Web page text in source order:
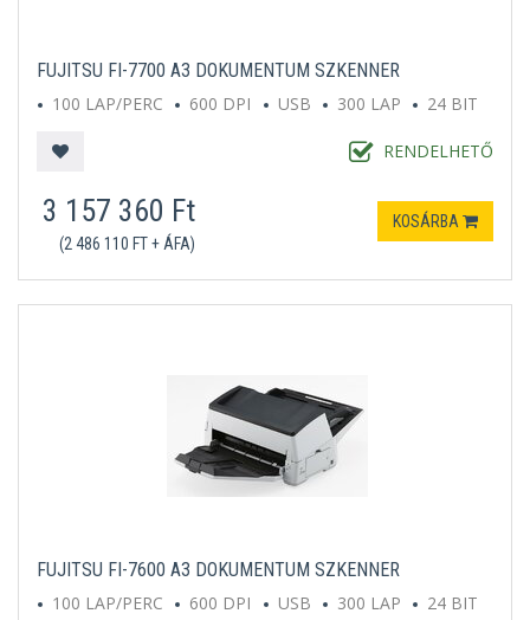
FUJITSU FI-7700 A3 DOKUMENTUM SZKENNER
100 LAP/PERC
600 DPI USB 300 LAP 24 BIT
RENDELHETŐ
3 157 360 Ft
(2 486 110 FT + ÁFA)
KOSÁRBA
FUJITSU FI-7600 A3 DOKUMENTUM SZKENNER
100 LAP/PERC
600 DPI USB 300 LAP 24 BIT